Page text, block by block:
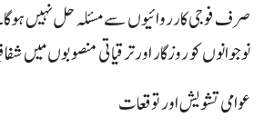
صرف فوجی کارروائیوں سے مسئلہ حل نہیں
نوجوانوں کو روزگار اور ترقیاتی منصوبوں
عوامی تشویش اور توقعات